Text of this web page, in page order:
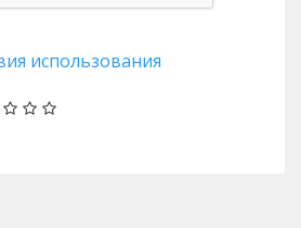
использования